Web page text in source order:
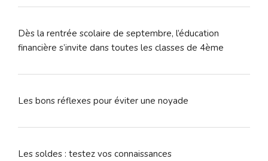
Dès la rentrée scolaire de septembre, l’éducation
financière s’invite dans toutes les classes de 4ème
Les bons réflexes pour éviter une noyade
Les soldes : testez vos connaissances